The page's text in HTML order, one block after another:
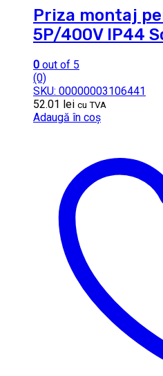
Priza montaj
5P/400V IP44
0 out of 5
(0)
SKU: 00000003106441
52.01 lei cu TVA
Adaugă în coș